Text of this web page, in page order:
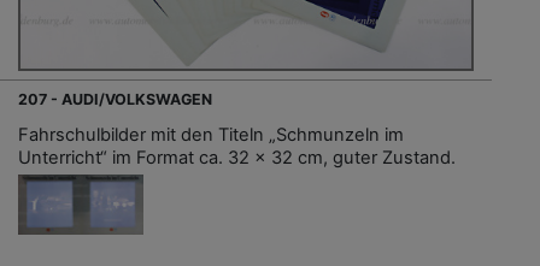
207 - AUDI/VOLKSWAGEN
Fahrschulbilder mit den Titeln „Schmunzeln im
Unterricht“ im Format ca. 32 x 32 cm, guter Zustand.